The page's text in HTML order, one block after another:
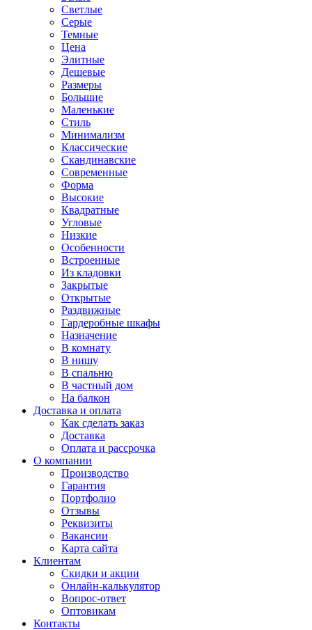
Светлые
Серые
Темные
Цена
Элитные
Дешевые
Размеры
Большие
Маленькие
Стиль
Минимализм
Классические
Скандинавские
Современные
Форма
Высокие
Квадратные
Угловые
Низкие
Особенности
Встроенные
Из кладовки
Закрытые
Открытые
Раздвижные
Гардеробные шкафы
Назначение
В комнату
В нишу
В спальню
В частный дом
На балкон
Доставка и оплата
Как сделать заказ
Доставка
Оплата и рассрочка
О компании
Производство
Гарантия
Портфолио
Отзывы
Реквизиты
Вакансии
Карта сайта
Клиентам
Скидки и акции
Онлайн-калькулятор
Вопрос-ответ
Оптовикам
Контакты